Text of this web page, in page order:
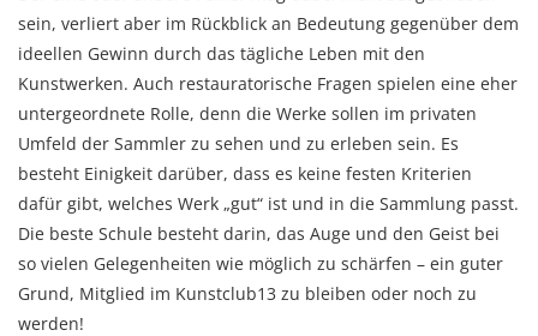
sein, verliert aber im Rückblick an Bedeutung gegenüber dem
ideellen Gewinn durch das tägliche Leben mit den
Kunstwerken. Auch restauratorische Fragen spielen eine eher
untergeordnete Rolle, denn die Werke sollen im privaten
Umfeld der Sammler zu sehen und zu erleben sein. Es
besteht Einigkeit darüber, dass es keine festen Kriterien
dafür gibt, welches Werk „gut“ ist und in die Sammlung passt.
Die beste Schule besteht darin, das Auge und den Geist bei
so vielen Gelegenheiten wie möglich zu schärfen – ein guter
Grund, Mitglied im Kunstclub13 zu bleiben oder noch zu
werden!